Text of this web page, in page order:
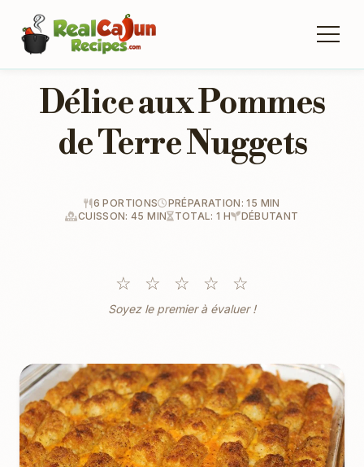
Délice aux Pommes
de Terre Nuggets
6 PORTIONS
PRÉPARATION: 15 MIN
CUISSON: 45 MIN
TOTAL: 1 H DÉBUTANT
☆ ☆ ☆ ☆ ☆
Soyez le premier à évaluer !